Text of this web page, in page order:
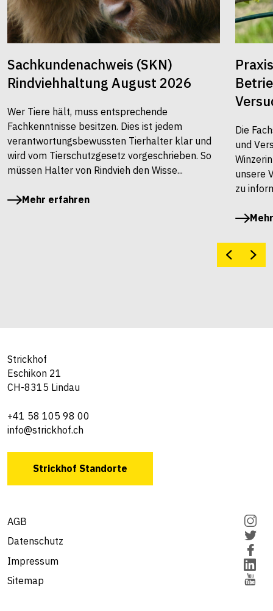
Sachkundenachweis (SKN)
Rindviehhaltung August 2026
Wer Tiere hält, muss entsprechende
Fachkenntnisse besitzen. Dies ist jedem
verantwortungsbewussten Tierhalter klar und
wird vom Tierschutzgesetz vorgeschrieben. So
müssen Halter von Rindvieh den Wisse...
Mehr erfahren
Die
und
unsere
zu
Strickhof
Eschikon 21
CH-8315 Lindau
+41 58 105 98 00
info@strickhof.ch
Strickhof Standorte
AGB
Datenschutz
Impressum
Sitemap